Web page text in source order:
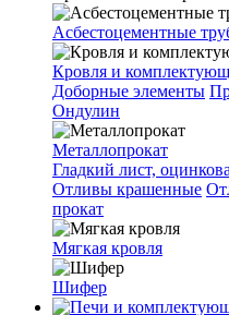
Асбестоцементные
Кровля и
Доборные элементы
Ондулин
Металлопрокат
Гладкий лист,
Отливы крашенные
прокат
Мягкая кровля
Шифер